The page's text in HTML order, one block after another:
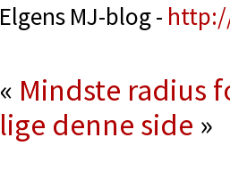
Elgens MJ-blog -
« Mindste radius
lige denne side »